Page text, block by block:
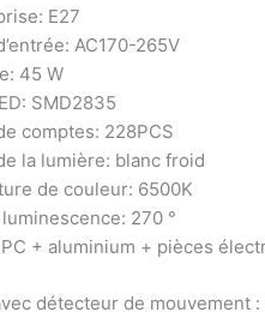
E27
AC170-265V
45 W
SMD2835
comptes: 228PCS
la lumière: blanc froid
de couleur: 6500K
270 °
+ aluminium + pièces
détecteur de mouvement :